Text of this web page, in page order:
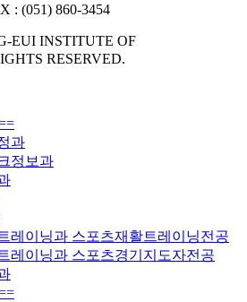
: (051) 860-3454
EUI INSTITUTE OF
RESERVED.
과
정보과
레이닝과 스포츠재활트레이닝전공
레이닝과 스포츠경기지도자전공